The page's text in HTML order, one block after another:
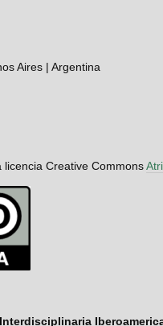
Aires | Argentina
Creative Commons